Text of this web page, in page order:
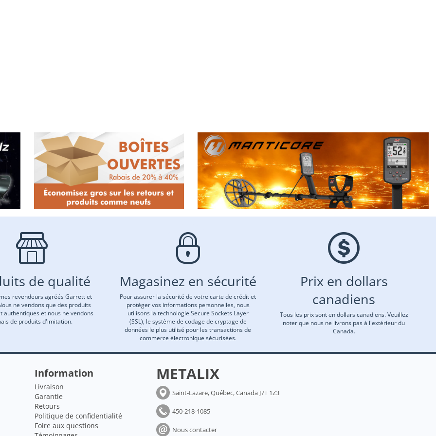
de qualité
revendeurs agréés Garrett et
ne vendons que des produits
authentiques et nous ne vendons
de produits d'imitation.
Magasinez en sécurité
Pour assurer la sécurité de votre carte de crédit et
protéger vos informations personnelles, nous
utilisons la technologie Secure Sockets Layer
(SSL), le système de codage de cryptage de
données le plus utilisé pour les transactions de
commerce électronique sécurisées.
Prix en dollars
canadiens
Tous les prix sont en dollars canadiens. Veuillez
noter que nous ne livrons pas à l'extérieur du
Canada.
Information
Livraison
Garantie
Retours
Politique de confidentialité
Foire aux questions
METALIX
Saint-Lazare, Québec, Canada J7T 1Z3
450-218-1085
Nous contacter